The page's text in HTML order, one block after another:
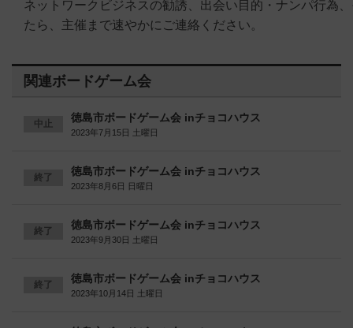
ネットワークビジネスの勧誘、出会い目的・ナンパ行為
たら、主催まで速やかにご連絡ください。
関連ボードゲーム会
中止 徳島市ボードゲーム会 inチョコハウス
2023年7月15日 土曜日
終了 徳島市ボードゲーム会 inチョコハウス
2023年8月6日 日曜日
終了 徳島市ボードゲーム会 inチョコハウス
2023年9月30日 土曜日
終了 徳島市ボードゲーム会 inチョコハウス
2023年10月14日 土曜日